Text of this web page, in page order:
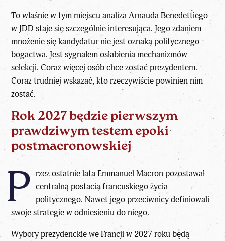
To właśnie w tym miejscu analiza Arnauda Benedettiego
w JDD staje się szczególnie interesująca. Jego zdaniem
mnożenie się kandydatur nie jest oznaką politycznego
bogactwa. Jest sygnałem osłabienia mechanizmów
selekcji. Coraz więcej osób chce zostać prezydentem.
Coraz trudniej wskazać, kto rzeczywiście powinien nim
zostać.
Rok 2027 będzie pierwszym
prawdziwym testem epoki
postmacronowskiej
P rzez ostatnie lataEmmanuel Macronpozostawał
centralną postacią francuskiego życia
politycznego. Nawet jego przeciwnicy definiowali
swoje strategie w odniesieniu do niego.
Wybory prezydenckie we Francji w 2027 rokubędą